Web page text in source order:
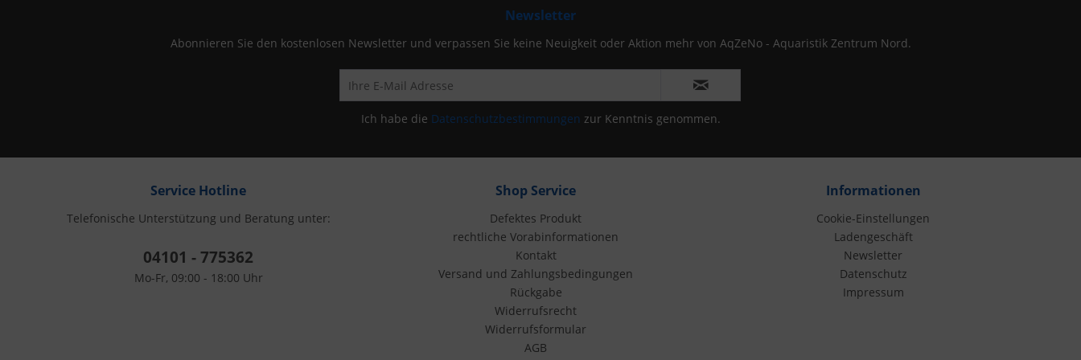
Service Hotline
Telefonische Unterstützung und Beratung unter:
04101 - 775362
Mo-Fr, 09:00 - 18:00 Uhr
Shop Service
Defektes Produkt
rechtliche Vorabinformationen
Kontakt
Versand und Zahlungsbedingungen
Rückgabe
Widerrufsrecht
Widerrufsformular
AGB
Informationen
Cookie-Einstellungen
Ladengeschäft
Newsletter
Datenschutz
Impressum
Newsletter
Abonnieren Sie den kostenlosen Newsletter und verpassen Sie keine Neuigkeit oder Aktion mehr von AqZeNo - Aquaristik Zentrum Nord.
Ich habe die Datenschutzbestimmungen zur Kenntnis genommen.